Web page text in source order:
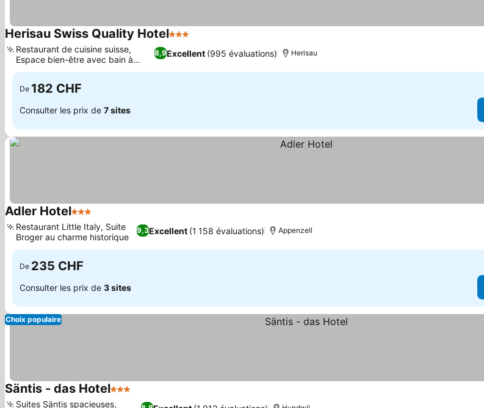
Herisau Swiss Quality Hotel3 Étoiles
8,9Excellent (995 évaluations)
Restaurant de cuisine suisse,
Espace bien-être avec bain à
remous
Herisau
De 182 CHF
Consulter les prix de 7 sites
Adler Hotel3 Étoiles
9,3Excellent (1 158 évaluations)
Restaurant Little Italy, Suite
Broger au charme historique
Appenzell
De 235 CHF
Consulter les prix de 3 sites
Choix populaire
Säntis - das Hotel3 Étoiles
Suites Säntis spacieuses,